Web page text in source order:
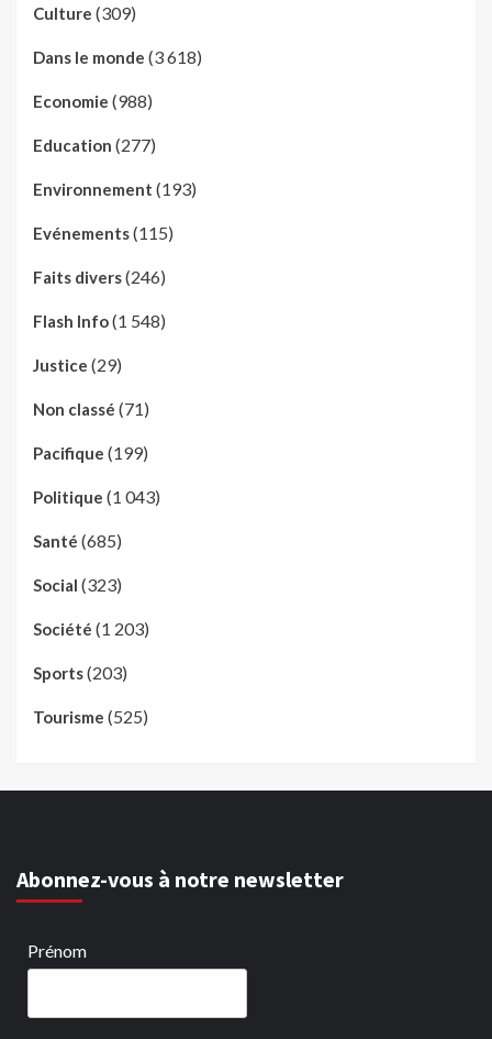
Culture (309)
Dans le monde (3 618)
Economie (988)
Education (277)
Environnement (193)
Evénements(115)
Faits divers(246)
Flash Info(1 548)
Justice (29)
Non classé (71)
Pacifique (199)
Politique (1 043)
Santé (685)
Social (323)
Société (1 203)
Sports(203)
Tourisme (525)
Abonnez-vous à notre newsletter
Prénom